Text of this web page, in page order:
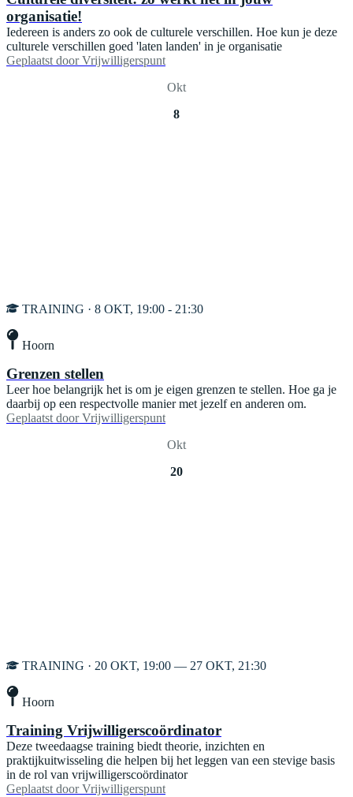
organisatie!
Iedereen is anders zo ook de culturele verschillen. Hoe kun je deze
culturele verschillen goed 'laten landen' in je organisatie
Geplaatst door Vrijwilligerspunt
Okt
8
TRAINING · 8 OKT, 19:00 - 21:30
Hoorn
Grenzen stellen
Leer hoe belangrijk het is om je eigen grenzen te stellen. Hoe ga je
daarbij op een respectvolle manier met jezelf en anderen om.
Geplaatst door Vrijwilligerspunt
Okt
20
TRAINING · 20 OKT, 19:00 — 27 OKT, 21:30
Hoorn
Training Vrijwilligerscoördinator
Deze tweedaagse training biedt theorie, inzichten en
praktijkuitwisseling die helpen bij het leggen van een stevige basis
in de rol van vrijwilligerscoördinator
Geplaatst door Vrijwilligerspunt